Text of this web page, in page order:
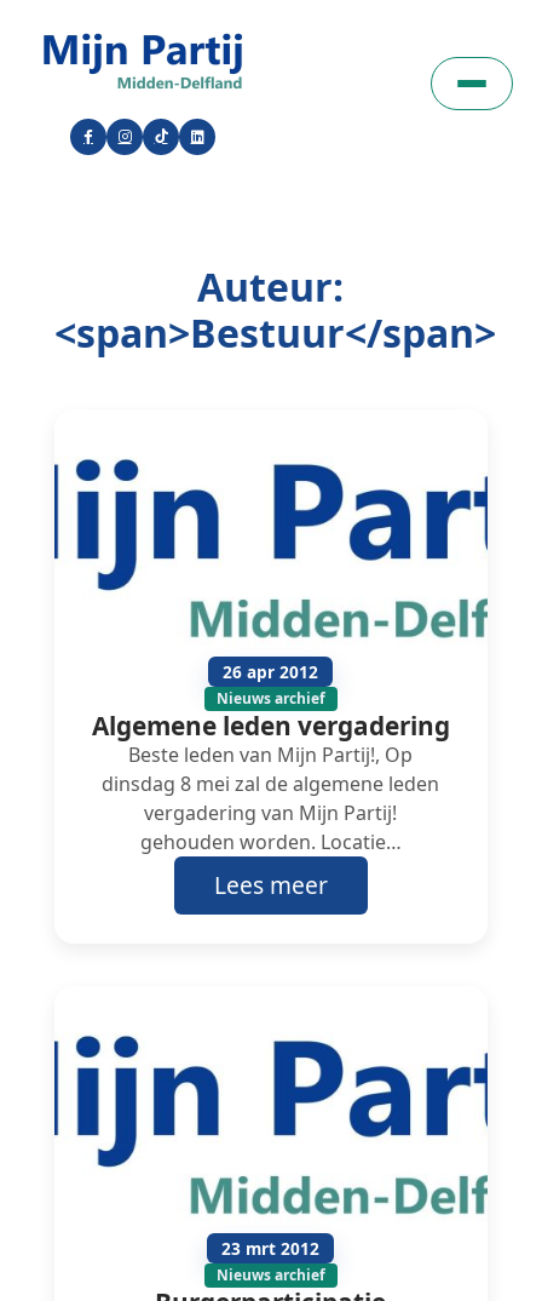
Auteur:
<span>Bestuur</span>
26 apr 2012
Nieuws archief
Algemene leden vergadering
Beste leden van Mijn Partij!, Op
dinsdag 8 mei zal de algemene leden
vergadering van Mijn Partij!
gehouden worden. Locatie…
Lees meer
23 mrt 2012
Nieuws archief